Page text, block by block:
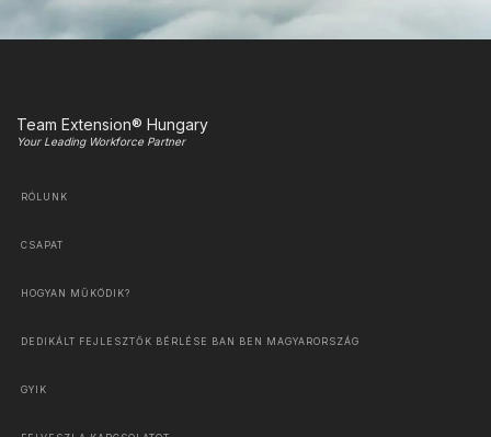
Team Extension® Hungary
Your Leading Workforce Partner
RÓLUNK
CSAPAT
HOGYAN MŰKÖDIK?
DEDIKÁLT FEJLESZTŐK BÉRLÉSE BAN BEN MAGYARORSZÁG
GYIK